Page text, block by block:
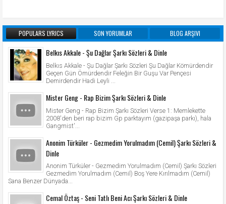
POPULARS LYRICS SON YORUMLAR BLOG ARŞIVI
Belkıs Akkale - Şu Dağlar Şarkı Sözleri & Dinle
Belkıs Akkale - Şu Dağlar Şarkı Sözleri Şu Dağlar Kömürdendir
Geçen Gün Ömürdendir Feleğin Bir Guşu Var Pençesi
Demirdendir Hadi Leyli ...
Mister Geng - Rap Bizim Şarkı Sözleri & Dinle
Mister Geng - Rap Bizim Şarkı Sözleri Verse 1: Memlekette
2008'den beri rap bizim Gp parktayım (gazipaşa parkı), hala
Gangmist'...
Anonim Türküler - Gezmedim Yorulmadım (Cemil) Şarkı Sözleri &
Dinle
Anonim Türküler - Gezmedim Yorulmadım (Cemil) Şarkı Sözleri
Gezmedim Yorulmadım (Cemil) Boş Yere Kırılmadım (Cemil)
Sana Benzer Dünyada...
Cemal Öztaş - Seni Tatlı Beni Acı Şarkı Sözleri & Dinle